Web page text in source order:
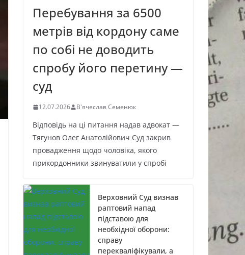
Перебування за 6500
метрів від кордону саме
по собі не доводить
спробу його перетину —
суд
12.07.2026 В'ячеслав Семенюк
Відповідь на ці питання надав адвокат —
Тягунов Олег Анатолійович Суд закрив
провадження щодо чоловіка, якого
прикордонники звинуватили у спробі
Верховний Суд визнав
раптовий напад
підставою для
необхідної оборони:
справу
перекваліфікували, а